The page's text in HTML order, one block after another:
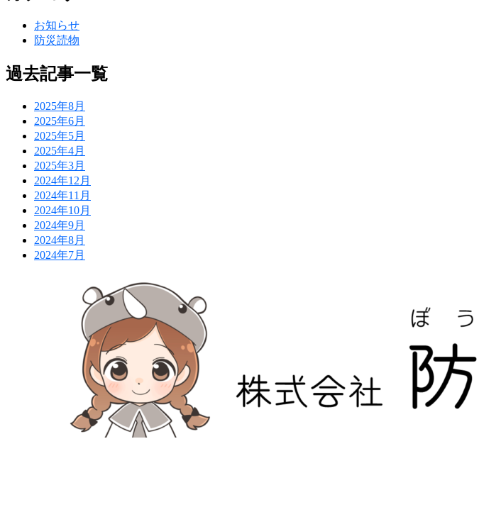
お知らせ
防災読物
過去記事一覧
2025年8月
2025年6月
2025年5月
2025年4月
2025年3月
2024年12月
2024年11月
2024年10月
2024年9月
2024年8月
2024年7月